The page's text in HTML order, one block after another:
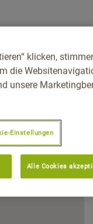
klicken,
die
unsere
Einstellungen
Alle Cookies